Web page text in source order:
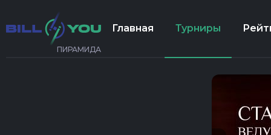
ПИРАМИДА
Главная Турниры